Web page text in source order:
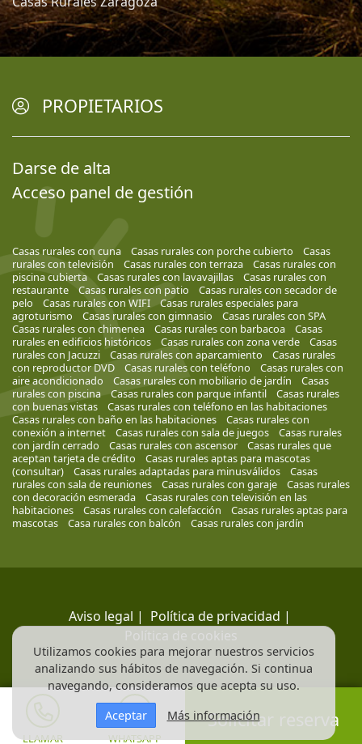
LLAMAR WHATSAPP
Solicitar reserva
PROPIETARIOS
Darse de alta
Acceso panel de gestión
Casas rurales con cuna Casas rurales con porche cubierto
Casas
rurales con televisión
Casas rurales con terraza
Casas rurales con
piscina cubierta
Casas rurales con lavavajillas
Casas rurales con
restaurante
Casas rurales con patio
Casas rurales con secador de
pelo
Casas rurales con WIFI
Casas rurales especiales para
agroturismo
Casas rurales con gimnasio
Casas rurales con SPA
Casas rurales con chimenea
Casas rurales con barbacoa
Casas
rurales en edificios históricos
Casas rurales con zona verde
Casas
rurales con Jacuzzi
Casas rurales con aparcamiento
Casas rurales
con reproductor DVD
Casas rurales con teléfono
Casas rurales con
aire acondicionado
Casas rurales con mobiliario de jardín
Casas
rurales con piscina
Casas rurales con parque infantil
Casas rurales
con buenas vistas
Casas rurales con teléfono en las habitaciones
Casas rurales con baño en las habitaciones
Casas rurales con
conexión a internet
Casas rurales con sala de juegos
Casas rurales
con jardín cerrado
Casas rurales con ascensor
Casas rurales que
aceptan tarjeta de crédito
Casas rurales aptas para mascotas
(consultar)
Casas rurales adaptadas para minusválidos
Casas
rurales con sala de reuniones
Casas rurales con garaje
Casas rurales
con decoración esmerada
Casas rurales con televisión en las
habitaciones
Casas rurales con calefacción
Casas rurales aptas para
mascotas
Casa rurales con balcón Casas rurales con jardín
Aviso legal | Política de privacidad |
Política de cookies
Utilizamos cookies para mejorar nuestros servicios
analizando sus hábitos de navegación. Si continua
navegando, consideramos que acepta su uso.
Aceptar
Más información